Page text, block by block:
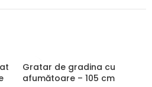
Gratar de gradina cu
afumătoare – 105 cm